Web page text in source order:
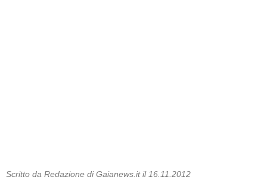
Scritto da Redazione di Gaianews.it il 16.11.2012